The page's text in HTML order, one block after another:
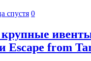
спустя 0
Escape from